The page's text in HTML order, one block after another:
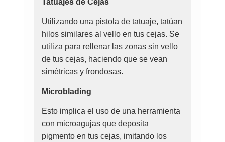
Tatuajes de Cejas
Utilizando una pistola de tatuaje, tatúan
hilos similares al vello en tus cejas. Se
utiliza para rellenar las zonas sin vello
de tus cejas, haciendo que se vean
simétricas y frondosas.
Microblading
Esto implica el uso de una herramienta
con microagujas que deposita
pigmento en tus cejas, imitando los